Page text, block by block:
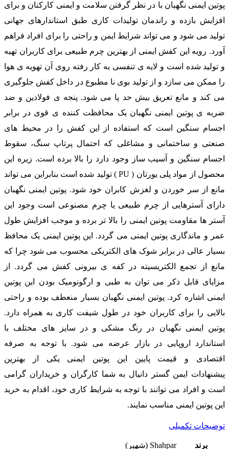
پوتین ایمنی نگهبان با در نظر گرفتن سلامت و ایمنی کارکنان و برای
افزایش بازده و راندمان تولیدات کاری طبق استاندارهای جهانی
تولید می شود و می تواند شرایط ایمن و راحتی را برای افراد فراهم
آورد. رویه این کفش ایمنی از بهترین چرم طبیعی برای کاربران تهیه
و تولید شده است و لایه ی تنفسی به کار رفته روی آن تهویه ی هوا
را ممکن می سازد و از تولید بوی نا مطبوع در داخل کفش جلوگیری
می کند و مانع تعریق بیش حد پا می شود. پنجه ی فولادین و ضد
ضربه ی پوتین ایمنی نگهبان یک محافظت کننده ی قوی در برابر
اجسام سنگین است که استفاده از این کفش را در محیط های
صنعتی و ساختمانی و مشاغلی که احتمال پرتاپ سنگ، سقوط
اجسام سنگین و آسیب ساز وجود دارد را بالا برده است. زیره این
محصول از مواد پلی یورتان ( PU ) تولید شده است بنابراین می تواند
مانع از سر خوردن و لغزش کابران خود شود. پوتین ایمنی نگهبان
دارای آسترهایی از چرم طبیعی یا چرم مصنوعی است وجود این
آستر ها مقاومت پوتین ایمنی را بالا تر برده و موجب افزایش طول
عمر و ماندگاری پوتین ایمنی می گردد. این پوتین ایمنی یک محافظ
بسیار عالی در برابر شوک های الکتریکی محسوب می شود چرا که
مانع از تجمع الکتریسیته در کفه ی بیرونی کفش می گردد. از
مزایای قابل ذکر می توان به طبی و ارگونومیک بودن این پوتین
ایمنی اشاره کرد. پوتین ایمنی نگهبان بسیار منعطف بوده و راحتی
بالایی را برای کاربران خود در طول شیفت کاری به همراه دارد.
پوتین ایمنی نگهبان در رنگ مشکی و در سایز های مختلف با
استاندارد اروپایی در بازار عرضه می شود. با توجه به صرفه
اقتصادی و قیمت پایین این پوتین ایمنی یکی از بهترین
پیشنهادات ایمن گستر دانیال به شما کارگران و خریداران گرامی
است و افراد می توانند با توجه به شرایط کاری خود، اقدام به خرید
این پوتین ایمنی مناسب نمایند.
توضیحات تکمیلی
برند Shahpar (شهپر)